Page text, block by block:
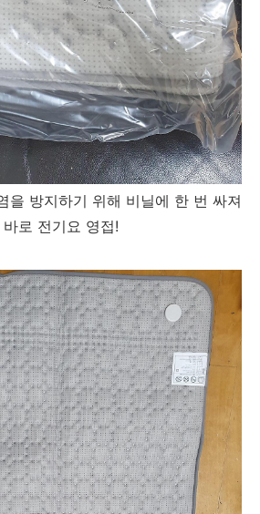
을 방지하기 위해 비닐에 한 번 싸져
로 전기요 영접!